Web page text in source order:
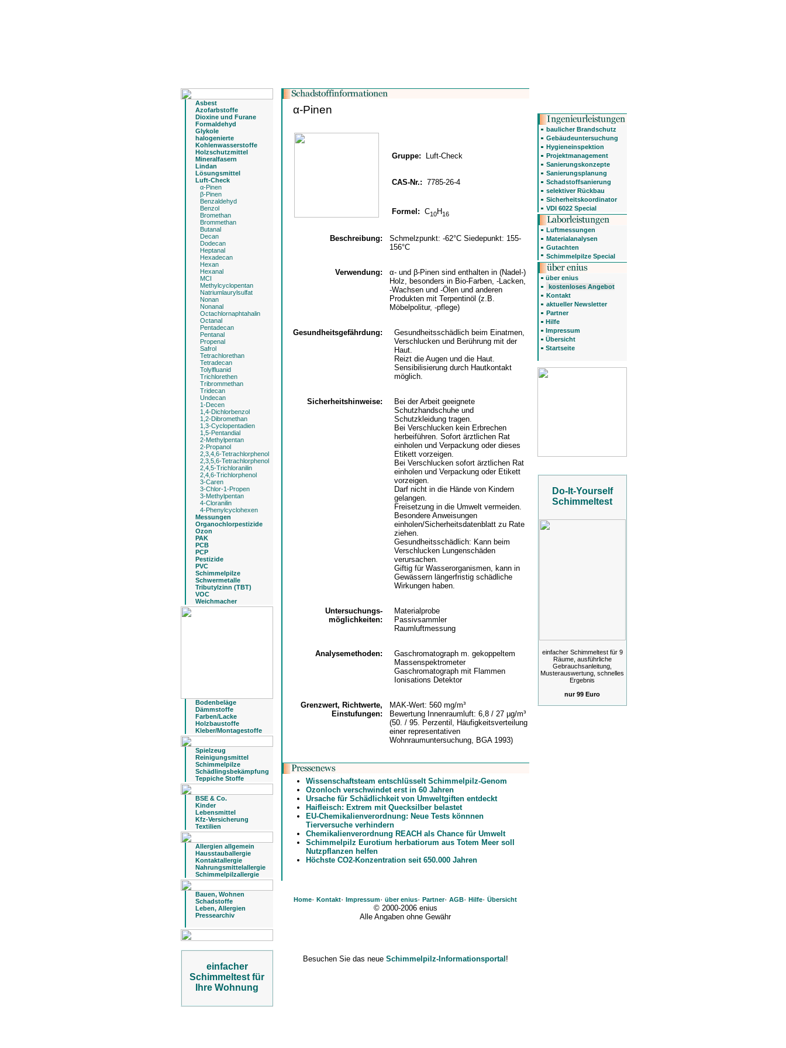
Asbest
Azofarbstoffe
Dioxine und Furane
Formaldehyd
Glykole
halogenierte
Kohlenwasserstoffe
Holzschutzmittel
Mineralfasern
Lindan
Lösungsmittel
Luft-Check
α-Pinen
β-Pinen
Benzaldehyd
Benzol
Bromethan
Brommethan
Butanal
Decan
Dodecan
Heptanal
Hexadecan
Hexan
Hexanal
MCI
Methylcyclopentan
Natriumlaurylsulfat
Nonan
Nonanal
Octachlornaphtahalin
Octanal
Pentadecan
Pentanal
Propenal
Safrol
Tetrachlorethan
Tetradecan
Tolylfluanid
Trichlorethen
Tribrommethan
Tridecan
Undecan
1-Decen
1,4-Dichlorbenzol
1,2-Dibromethan
1,3-Cyclopentadien
1,5-Pentandial
2-Methylpentan
2-Propanol
2,3,4,6-Tetrachlorphenol
2,3,5,6-Tetrachlorphenol
2,4,5-Trichloranilin
2,4,6-Trichlorphenol
3-Caren
3-Chlor-1-Propen
3-Methylpentan
4-Cloranilin
4-Phenylcyclohexen
Messungen
Organochlorpestizide
Ozon
PAK
PCB
PCP
Pestizide
PVC
Schimmelpilze
Schwermetalle
Tributylzinn (TBT)
VOC
Weichmacher
Bodenbeläge
Dämmstoffe
Farben/Lacke
Holzbaustoffe
Kleber/Montagestoffe
Spielzeug
Reinigungsmittel
Schimmelpilze
Schädlingsbekämpfung
Teppiche Stoffe
BSE & Co.
Kinder
Lebensmittel
Kfz-Versicherung
Textilien
Allergien allgemein
Hausstauballergie
Kontaktallergie
Nahrungsmittelallergie
Schimmelpilzallergie
Bauen, Wohnen
Schadstoffe
Leben, Allergien
Pressearchiv
einfacher
Schimmeltest für
Ihre Wohnung
α-Pinen
Gruppe: Luft-Check
CAS-Nr.: 7785-26-4
Formel: C10H16
Beschreibung:
Schmelzpunkt: -62°C Siedepunkt: 155-
156°C
Verwendung:
α- und β-Pinen sind enthalten in (Nadel-)
Holz, besonders in Bio-Farben, -Lacken,
-Wachsen und -Ölen und anderen
Produkten mit Terpentinöl (z.B.
Möbelpolitur, -pflege)
Gesundheitsgefährdung:
Gesundheitsschädlich beim Einatmen,
Verschlucken und Berührung mit der
Haut.
Reizt die Augen und die Haut.
Sensibilisierung durch Hautkontakt
möglich.
Sicherheitshinweise:
Bei der Arbeit geeignete
Schutzhandschuhe und
Schutzkleidung tragen.
Bei Verschlucken kein Erbrechen
herbeiführen. Sofort ärztlichen Rat
einholen und Verpackung oder dieses
Etikett vorzeigen.
Bei Verschlucken sofort ärztlichen Rat
einholen und Verpackung oder Etikett
vorzeigen.
Darf nicht in die Hände von Kindern
gelangen.
Freisetzung in die Umwelt vermeiden.
Besondere Anweisungen
einholen/Sicherheitsdatenblatt zu Rate
ziehen.
Gesundheitsschädlich: Kann beim
Verschlucken Lungenschäden
verursachen.
Giftig für Wasserorganismen, kann in
Gewässern längerfristig schädliche
Wirkungen haben.
Untersuchungs-
möglichkeiten:
Materialprobe
Passivsammler
Raumluftmessung
Analysemethoden:
Gaschromatograph m. gekoppeltem
Massenspektrometer
Gaschromatograph mit Flammen
Ionisations Detektor
Grenzwert, Richtwerte,
Einstufungen:
MAK-Wert: 560 mg/m³
Bewertung Innenraumluft: 6,8 / 27 µg/m³
(50. / 95. Perzentil, Häufigkeitsverteilung
einer representativen
Wohnraumuntersuchung, BGA 1993)
Wissenschaftsteam entschlüsselt Schimmelpilz-Genom
Ozonloch verschwindet erst in 60 Jahren
Ursache für Schädlichkeit von Umweltgiften entdeckt
Haifleisch: Extrem mit Quecksilber belastet
EU-Chemikalienverordnung: Neue Tests könnnen
Tierversuche verhindern
Chemikalienverordnung REACH als Chance für Umwelt
Schimmelpilz Eurotium herbatiorum aus Totem Meer soll
Nutzpflanzen helfen
Höchste CO2-Konzentration seit 650.000 Jahren
Home· Kontakt· Impressum· über enius· Partner· AGB· Hilfe· Übersicht
© 2000-2006 enius
Alle Angaben ohne Gewähr
Besuchen Sie das neue Schimmelpilz-Informationsportal!
baulicher Brandschutz
Gebäudeuntersuchung
Hygieneinspektion
Projektmanagement
Sanierungskonzepte
Sanierungsplanung
Schadstoffsanierung
selektiver Rückbau
Sicherheitskoordinator
VDI 6022 Special
Luftmessungen
Materialanalysen
Gutachten
Schimmelpilze Special
über enius
kostenloses Angebot
Kontakt
aktueller Newsletter
Partner
Hilfe
Impressum
Übersicht
Startseite
Do-It-Yourself
Schimmeltest
einfacher Schimmeltest für 9
Räume, ausführliche
Gebrauchsanleitung,
Musterauswertung, schnelles
Ergebnis
nur 99 Euro